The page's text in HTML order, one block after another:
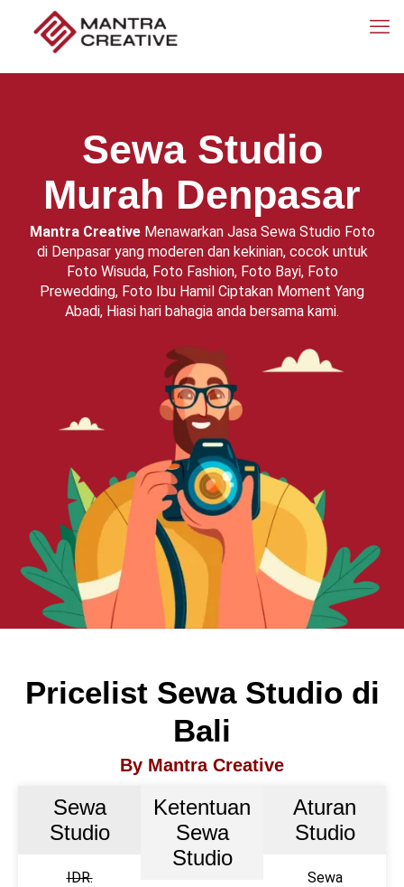
Sewa Studio
Murah Denpasar
Mantra CreativeMenawarkan Jasa Sewa Studio Foto
di Denpasar yang moderen dan kekinian, cocok untuk
Foto Wisuda, Foto Fashion, Foto Bayi, Foto
Prewedding, Foto Ibu Hamil Ciptakan Moment Yang
Abadi, Hiasi hari bahagia anda bersama kami.
Pricelist Sewa Studio di
Bali
By Mantra Creative
Sewa
Studio​
IDR.
Ketentuan
Sewa
Studio
Aturan
Studio​
Sewa